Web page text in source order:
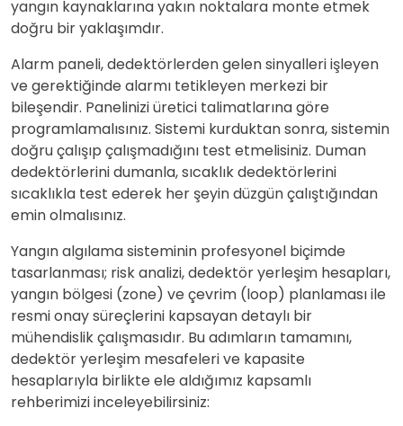
yangın kaynaklarına yakın noktalara monte etmek
doğru bir yaklaşımdır.
Alarm paneli, dedektörlerden gelen sinyalleri işleyen
ve gerektiğinde alarmı tetikleyen merkezi bir
bileşendir. Panelinizi üretici talimatlarına göre
programlamalısınız. Sistemi kurduktan sonra, sistemin
doğru çalışıp çalışmadığını test etmelisiniz. Duman
dedektörlerini dumanla, sıcaklık dedektörlerini
sıcaklıkla test ederek her şeyin düzgün çalıştığından
emin olmalısınız.
Yangın algılama sisteminin profesyonel biçimde
tasarlanması; risk analizi, dedektör yerleşim hesapları,
yangın bölgesi (zone) ve çevrim (loop) planlaması ile
resmi onay süreçlerini kapsayan detaylı bir
mühendislik çalışmasıdır. Bu adımların tamamını,
dedektör yerleşim mesafeleri ve kapasite
hesaplarıyla birlikte ele aldığımız kapsamlı
rehberimizi inceleyebilirsiniz: